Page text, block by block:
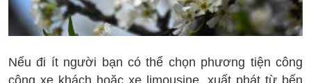
Nếu đi ít người bạn có thể chọn phương tiện công
cộng xe khách hoặc xe limousine, xuất phát từ bến